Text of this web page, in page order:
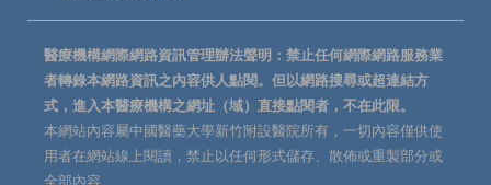
醫療機構網際網路資訊管理辦法聲明：禁止任何網際網路服務業
者轉錄本網路資訊之內容供人點閱。但以網路搜尋或超連結方
式，進入本醫療機構之網址（域）直接點閱者，不在此限。
本網站內容屬中國醫藥大學新竹附設醫院所有，一切內容僅供使
用者在網站線上閱讀，禁止以任何形式儲存、散佈或重製部分或
全部內容